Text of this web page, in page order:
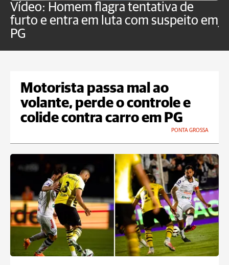
Vídeo: Homem flagra tentativa de
furto e entra em luta com suspeito em
PG
Motorista passa mal ao
volante, perde o controle e
colide contra carro em PG
PONTA GROSSA